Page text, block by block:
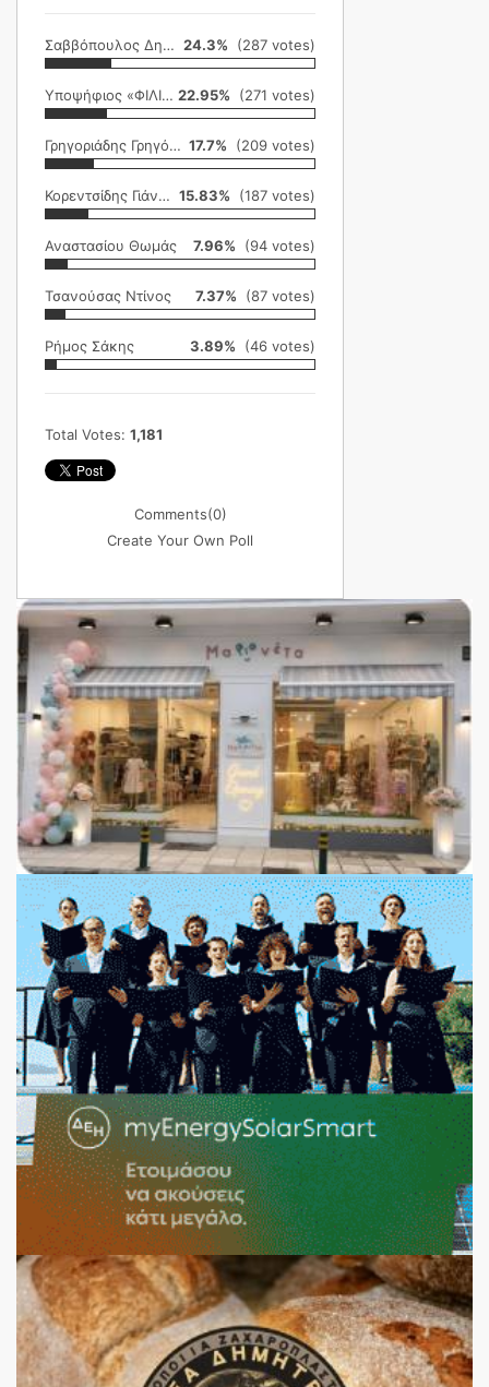
Σαββόπουλος Δημήτρης 24.3% (287 votes)
Υποψήφιος «ΦΙΛΙΚΗ ΕΤΑΙΡΕΙΑ» 22.95% (271 votes)
Γρηγοριάδης Γρηγόρης 17.7% (209 votes)
Κορεντσίδης Γιάννης 15.83% (187 votes)
Αναστασίου Θωμάς 7.96% (94 votes)
Τσανούσας Ντίνος 7.37% (87 votes)
Ρήμος Σάκης 3.89% (46 votes)
Total Votes: 1,181
Comments(0)
Create Your Own Poll